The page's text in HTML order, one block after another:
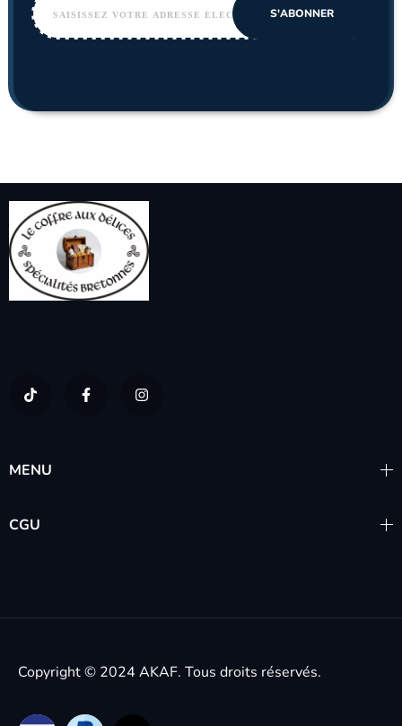
MENU
CGU
Copyright © 2024 AKAF. Tous droits réservés.